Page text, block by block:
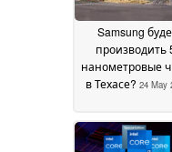
Samsung
производить
нанометровые
в Техасе? 24 May